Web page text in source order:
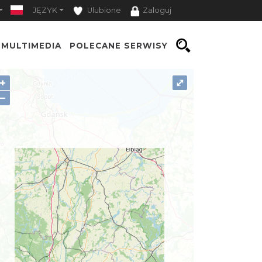
JĘZYK Ulubione Zaloguj
MULTIMEDIA POLECANE SERWISY
+
−
⤢